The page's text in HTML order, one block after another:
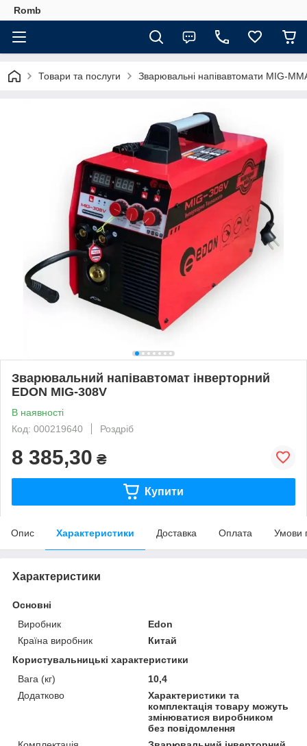
Romb
Товари та послуги Зварювальні напівавтомати MIG-
Зварювальний напівавтомат інверторний
EDON MIG-308V
В наявності
Код: 000219640
Роздріб
8 385,30 ₴
Купити
Опис Характеристики Доставка Оплата Умови
Характеристики
Основні
Виробник
Edon
Країна виробник
Китай
Користувальницькі характеристики
Вага (кг)
10,4
Додатково
Характеристики та
комплектація товару можуть
змінюватися виробником
без повідомлення